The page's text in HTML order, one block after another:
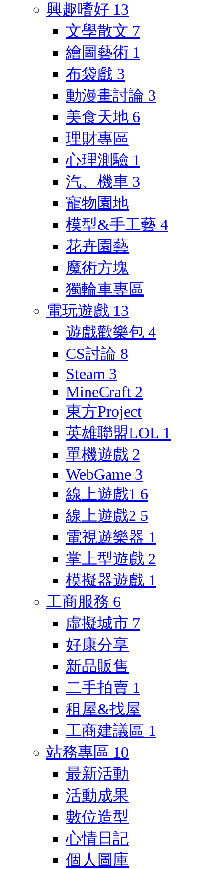
興趣嗜好 13
文學散文 7
繪圖藝術 1
布袋戲 3
動漫畫討論 3
美食天地 6
理財專區
心理測驗 1
汽、機車 3
寵物園地
模型&手工藝 4
花卉園藝
魔術方塊
獨輪車專區
電玩遊戲 13
遊戲歡樂包 4
CS討論 8
Steam 3
MineCraft 2
東方Project
英雄聯盟LOL 1
單機遊戲 2
WebGame 3
線上遊戲1 6
線上遊戲2 5
電視遊樂器 1
掌上型遊戲 2
模擬器遊戲 1
工商服務 6
虛擬城市 7
好康分享
新品販售
二手拍賣 1
租屋&找屋
工商建議區 1
站務專區 10
最新活動
活動成果
數位造型
心情日記
個人圖庫